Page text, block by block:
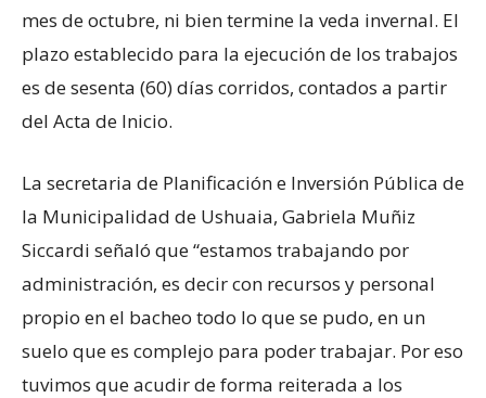
mes de octubre, ni bien termine la veda invernal. El
plazo establecido para la ejecución de los trabajos
es de sesenta (60) días corridos, contados a partir
del Acta de Inicio.
La secretaria de Planificación e Inversión Pública de
la Municipalidad de Ushuaia, Gabriela Muñiz
Siccardi señaló que “estamos trabajando por
administración, es decir con recursos y personal
propio en el bacheo todo lo que se pudo, en un
suelo que es complejo para poder trabajar. Por eso
tuvimos que acudir de forma reiterada a los